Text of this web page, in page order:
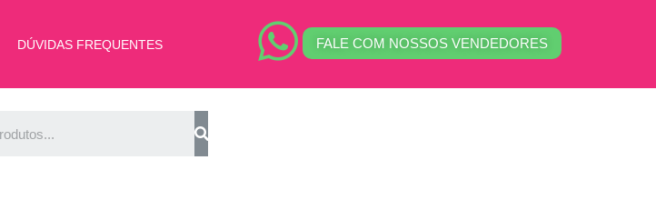
DÚVIDAS FREQUENTES FALE COM NOSSOS VENDEDORES